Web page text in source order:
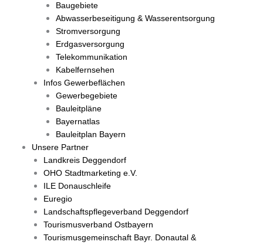
Baugebiete
Abwasserbeseitigung & Wasserentsorgung
Stromversorgung
Erdgasversorgung
Telekommunikation
Kabelfernsehen
Infos Gewerbeflächen
Gewerbegebiete
Bauleitpläne
Bayernatlas
Bauleitplan Bayern
Unsere Partner
Landkreis Deggendorf
OHO Stadtmarketing e.V.
ILE Donauschleife
Euregio
Landschaftspflegeverband Deggendorf
Tourismusverband Ostbayern
Tourismusgemeinschaft Bayr. Donautal &